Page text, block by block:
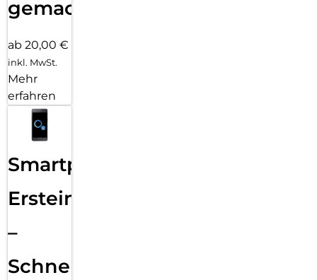
gemacht!
ab 20,00 €
inkl. MwSt.
Mehr
erfahren
Smartphone
Ersteinrichtung
–
Schnelle